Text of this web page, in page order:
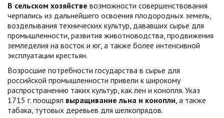
В сельском хозяйстве возможности совершенствования
черпались из дальнейшего освоения плодородных земель,
возделывания технических культур, дававших сырье для
промышленности, развития животноводс­тва, продвижения
земледелия на восток и юг, а также более интенсив­ной
эксплуатации крестьян.
Возросшие потребности государства в сырье для
российской промышленности привели к широкому
распростра­нению таких культур, как лен и конопля. Указ
1715 г. поощрял выра­щивание льна и конопли, а также
табака, тутовых деревьев для шел­копрядов.